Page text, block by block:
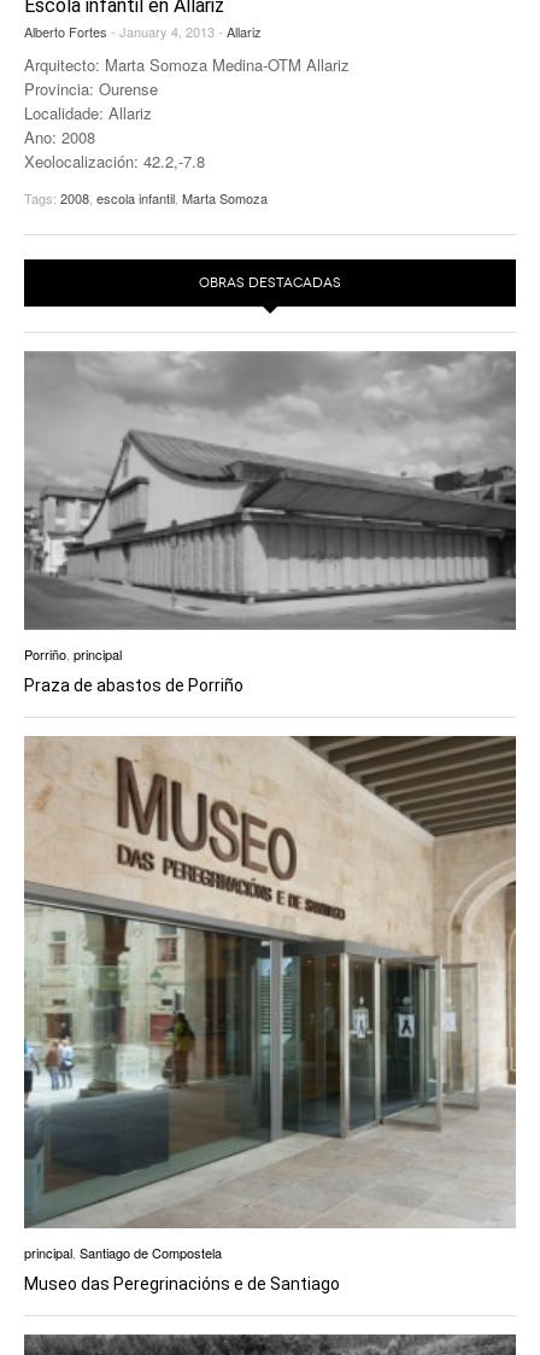
EUROPAN
Escola infantil en Allariz
Alberto Fortes - January 4, 2013 - Allariz
Arquitecto: Marta Somoza Medina-OTM Allariz
Provincia: Ourense
Localidade: Allariz
Ano: 2008
Xeolocalización: 42.2,-7.8
Tags: 2008 escola infantil Marta Somoza
OBRAS DESTACADAS
Porriño principal
Praza de abastos de Porriño
principal Santiago de Compostela
Museo das Peregrinacións e de Santiago